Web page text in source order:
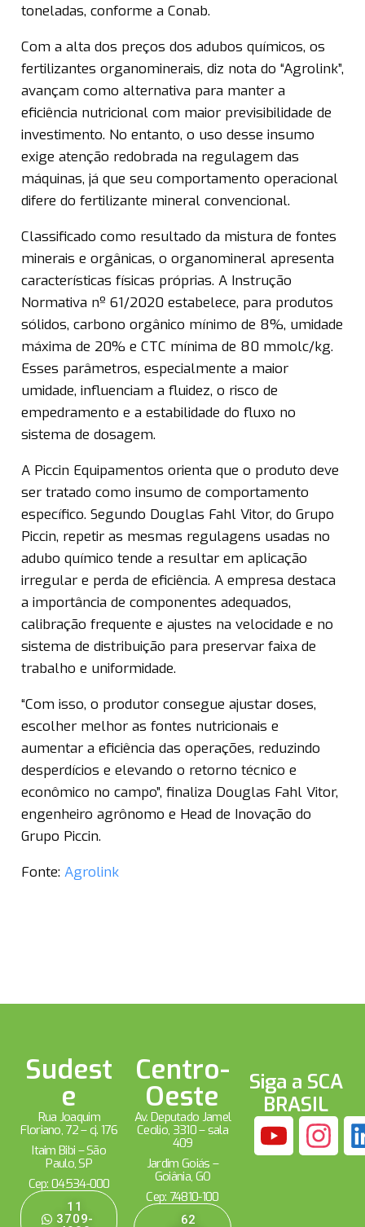
toneladas, conforme a Conab.
Com a alta dos preços dos adubos químicos, os
fertilizantes organominerais, diz nota do “Agrolink”,
avançam como alternativa para manter a
eficiência nutricional com maior previsibilidade de
investimento. No entanto, o uso desse insumo
exige atenção redobrada na regulagem das
máquinas, já que seu comportamento operacional
difere do fertilizante mineral convencional.
Classificado como resultado da mistura de fontes
minerais e orgânicas, o organomineral apresenta
características físicas próprias. A Instrução
Normativa nº 61/2020 estabelece, para produtos
sólidos, carbono orgânico mínimo de 8%, umidade
máxima de 20% e CTC mínima de 80 mmolc/kg.
Esses parâmetros, especialmente a maior
umidade, influenciam a fluidez, o risco de
empedramento e a estabilidade do fluxo no
sistema de dosagem.
A Piccin Equipamentos orienta que o produto deve
ser tratado como insumo de comportamento
específico. Segundo Douglas Fahl Vitor, do Grupo
Piccin, repetir as mesmas regulagens usadas no
adubo químico tende a resultar em aplicação
irregular e perda de eficiência. A empresa destaca
a importância de componentes adequados,
calibração frequente e ajustes na velocidade e no
sistema de distribuição para preservar faixa de
trabalho e uniformidade.
“Com isso, o produtor consegue ajustar doses,
escolher melhor as fontes nutricionais e
aumentar a eficiência das operações, reduzindo
desperdícios e elevando o retorno técnico e
econômico no campo”, finaliza Douglas Fahl Vitor,
engenheiro agrônomo e Head de Inovação do
Grupo Piccin.
Fonte: Agrolink
Sudest
e
Rua Joaquim
Floriano, 72 – cj. 176
Itaim Bibi – São
Paulo, SP
Cep: 04534-000
11
3709-
Centro-
Oeste
Av. Deputado Jamel
Cecílio, 3310 – sala
409
Jardim Goiás –
Goiânia, GO
Cep: 74810-100
62
Siga a SCA
BRASIL